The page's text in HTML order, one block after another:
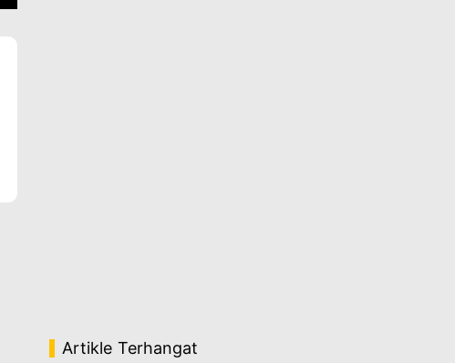
Artikle Terhangat